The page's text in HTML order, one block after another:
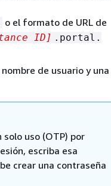
o el formato de URL de
ID] .portal.
de usuario y una
uso (OTP) por
escriba esa
crear una contraseña